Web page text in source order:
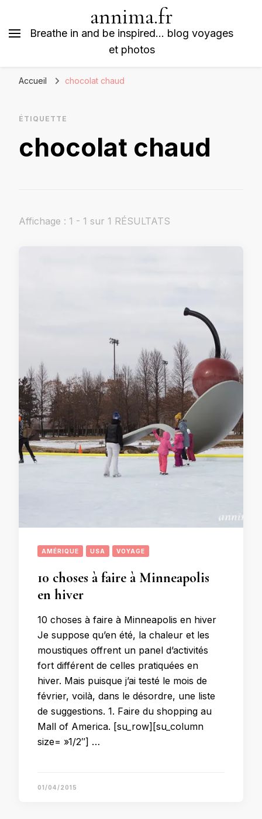
annima.fr
Breathe in and be inspired… blog voyages
et photos
Accueil chocolat chaud
ÉTIQUETTE
chocolat chaud
Affichage : 1 - 1 sur 1 RÉSULTATS
AMÉRIQUE USA VOYAGE
10 choses à faire à Minneapolis
en hiver
10 choses à faire à Minneapolis en hiver
Je suppose qu’en été, la chaleur et les
moustiques offrent un panel d’activités
fort différent de celles pratiquées en
hiver. Mais puisque j’ai testé le mois de
février, voilà, dans le désordre, une liste
de suggestions. 1. Faire du shopping au
Mall of America. [su_row][su_column
size= »1/2″] …
01/04/2015